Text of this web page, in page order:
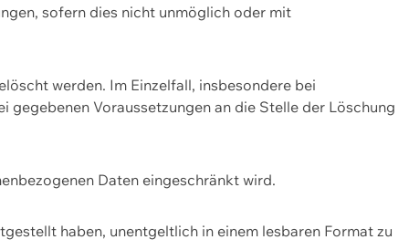
sofern dies nicht unmöglich oder mit
werden. Im Einzelfall, insbesondere bei
gegebenen Voraussetzungen an die Stelle der Löschung
Daten eingeschränkt wird.
haben, unentgeltlich in einem lesbaren Format zu